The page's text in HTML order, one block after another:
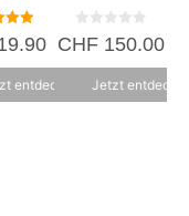
5
entdecken
0
v
CHF150.00
Jetzt